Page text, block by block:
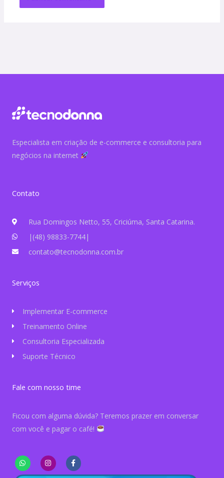
Especialista em criação de e-commerce e consultoria para
negócios na internet
Contato
Rua Domingos Netto, 55, Criciúma, Santa Catarina.
|(48) 98833-7744|
contato@tecnodonna.com.br
Serviços
Implementar E-commerce
Treinamento Online
Consultoria Especializada
Suporte Técnico
Fale com nosso time
Ficou com alguma dúvida? Teremos prazer em conversar
com você e pagar o café!
W
h
a
I
n
s
F
a
c